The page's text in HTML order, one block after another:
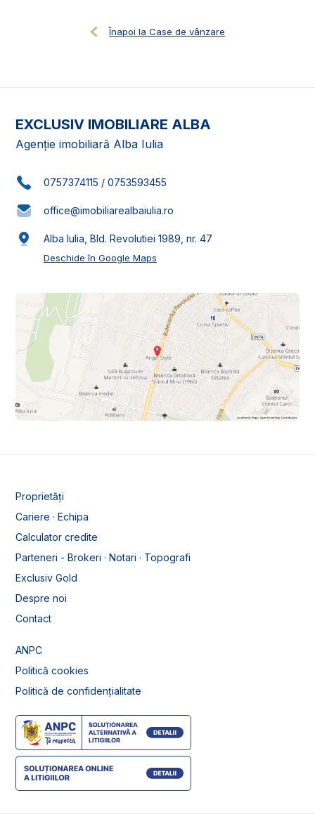
Înapoi la Case de vânzare
EXCLUSIV IMOBILIARE ALBA
Agenție imobiliară Alba Iulia
0757374115 / 0753593455
office@imobiliarealbaiulia.ro
Alba Iulia, Bld. Revolutiei 1989, nr. 47
Deschide în Google Maps
Proprietăți
Cariere · Echipa
Calculator credite
Parteneri - Brokeri · Notari · Topografi
Exclusiv Gold
Despre noi
Contact
ANPC
Politică cookies
Politică de confidențialitate